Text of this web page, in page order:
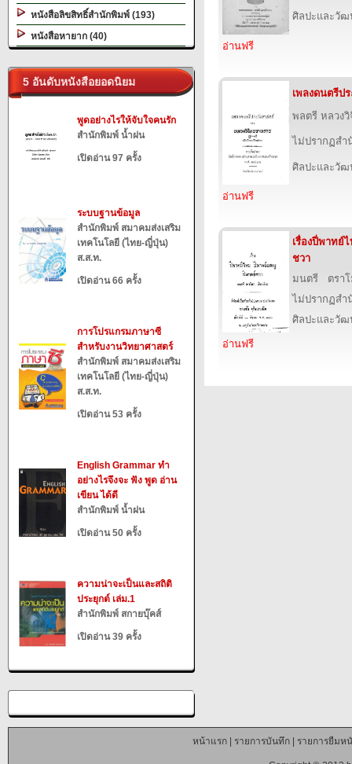
หนังสือลิขสิทธิ์สำนักพิมพ์ (193)
หนังสือหายาก (40)
5 อันดับหนังสือยอดนิยม
พูดอย่างไรให้จับใจคนรัก
สำนักพิมพ์ น้ำฝน
เปิดอ่าน 97 ครั้ง
ระบบฐานข้อมูล
สำนักพิมพ์ สมาคมส่งเสริม
เทคโนโลยี (ไทย-ญี่ปุ่น)
ส.ส.ท.
เปิดอ่าน 66 ครั้ง
การโปรแกรมภาษาซี
สำหรับงานวิทยาศาสตร์
สำนักพิมพ์ สมาคมส่งเสริม
เทคโนโลยี (ไทย-ญี่ปุ่น)
ส.ส.ท.
เปิดอ่าน 53 ครั้ง
English Grammar ทำ
อย่างไรจึงจะ ฟัง พูด อ่าน
เขียน ได้ดี
สำนักพิมพ์ น้ำฝน
เปิดอ่าน 50 ครั้ง
ความน่าจะเป็นและสถิติ
ประยุกต์ เล่ม.1
สำนักพิมพ์ สกายบุ๊คส์
เปิดอ่าน 39 ครั้ง
ศิลปะและวัฒ
อ่านฟรี
เพลงดนตรีป
พลตรี หลวง
ไม่ปรากฏส
ศิลปะและวัฒ
อ่านฟรี
เรื่องปี่พาท
ชวา
มนตรี ตรา
ไม่ปรากฏส
ศิลปะและวัฒ
อ่านฟรี
หน้าแรก| รายการบันทึก| รายการยืมห